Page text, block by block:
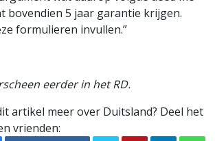
bovendien 5 jaar garantie krijgen.
formulieren invullen.”
eerder in het RD.
artikel meer over Duitsland? Deel het
vrienden: